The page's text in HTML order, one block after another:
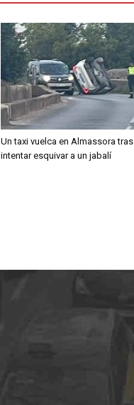
Un taxi vuelca en Almassora tras
intentar esquivar a un jabalí